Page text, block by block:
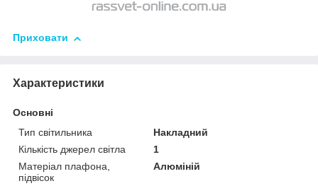
Приховати
Характеристики
Основні
Тип світильника
Накладний
Кількість джерел світла
1
Матеріал плафона,
підвісок
Алюміній